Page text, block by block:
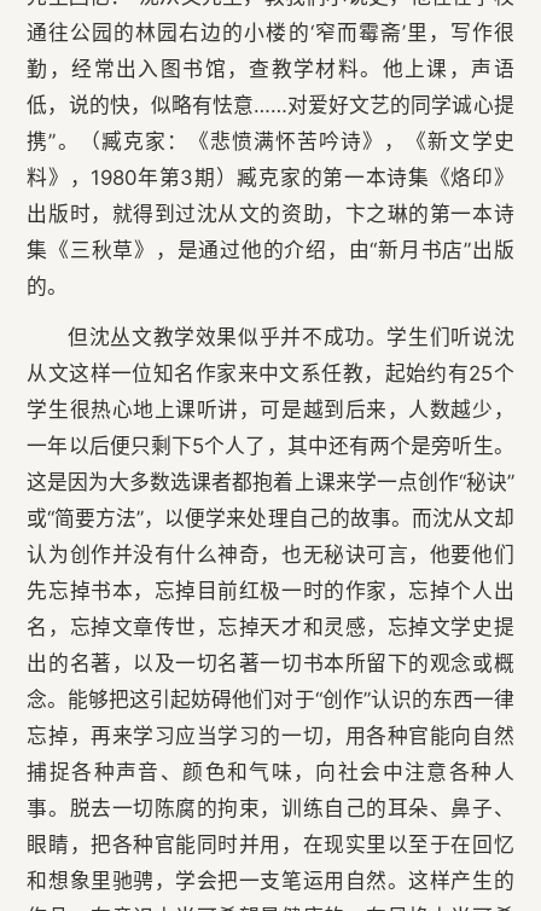
通往公园的林园右边的小楼的‘窄而霉斋’里，写作很
勤，经常出入图书馆，查教学材料。他上课，声语
低，说的快，似略有怯意……对爱好文艺的同学诚心提
携”。（臧克家：《悲愤满怀苦吟诗》，《新文学史
料》，1980年第3期）臧克家的第一本诗集《烙印》
出版时，就得到过沈从文的资助，卞之琳的第一本诗
集《三秋草》，是通过他的介绍，由“新月书店”出版
的。
但沈丛文教学效果似乎并不成功。学生们听说沈
从文这样一位知名作家来中文系任教，起始约有25个
学生很热心地上课听讲，可是越到后来，人数越少，
一年以后便只剩下5个人了，其中还有两个是旁听生。
这是因为大多数选课者都抱着上课来学一点创作“秘诀”
或“简要方法”，以便学来处理自己的故事。而沈从文却
认为创作并没有什么神奇，也无秘诀可言，他要他们
先忘掉书本，忘掉目前红极一时的作家，忘掉个人出
名，忘掉文章传世，忘掉天才和灵感，忘掉文学史提
出的名著，以及一切名著一切书本所留下的观念或概
念。能够把这引起妨碍他们对于“创作”认识的东西一律
忘掉，再来学习应当学习的一切，用各种官能向自然
捕捉各种声音、颜色和气味，向社会中注意各种人
事。脱去一切陈腐的拘束，训练自己的耳朵、鼻子、
眼睛，把各种官能同时并用，在现实里以至于在回忆
和想象里驰骋，学会把一支笔运用自然。这样产生的